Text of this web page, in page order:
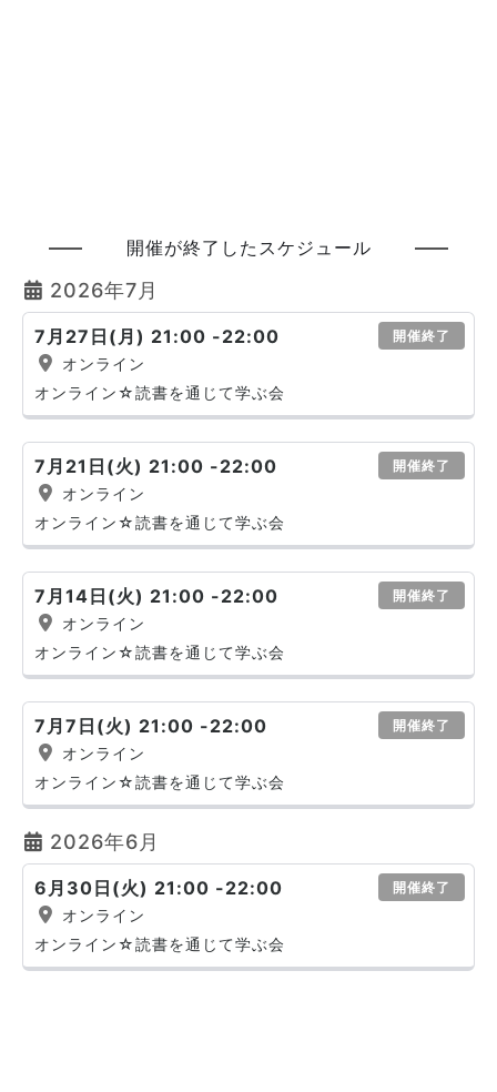
開催が終了したスケジュール
2026年7月
7月27日(月) 21:00 -22:00 開催終了
オンライン
オンライン☆読書を通じて学ぶ会
7月21日(火) 21:00 -22:00 開催終了
オンライン
オンライン☆読書を通じて学ぶ会
7月14日(火) 21:00 -22:00 開催終了
オンライン
オンライン☆読書を通じて学ぶ会
7月7日(火) 21:00 -22:00 開催終了
オンライン
オンライン☆読書を通じて学ぶ会
2026年6月
6月30日(火) 21:00 -22:00 開催終了
オンライン
オンライン☆読書を通じて学ぶ会